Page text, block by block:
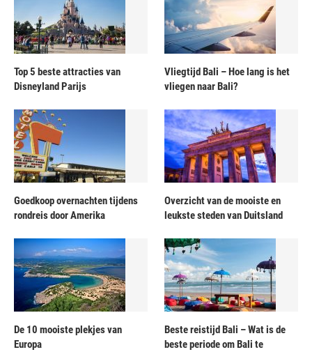
Top 5 beste attracties van
Disneyland Parijs
Vliegtijd Bali – Hoe lang is het
vliegen naar Bali?
Goedkoop overnachten tijdens
rondreis door Amerika
Overzicht van de mooiste en
leukste steden van Duitsland
De 10 mooiste plekjes van
Europa
Beste reistijd Bali – Wat is de
beste periode om Bali te